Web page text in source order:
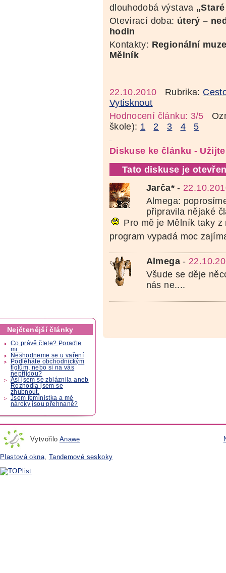
Nejčtenější články
Co právě čtete? Poraďte
mi...
Neshodneme se u vaření
Podléháte obchodnickým
fíglům, nebo si na vás
nepřijdou?
Asi jsem se zbláznila aneb
Rozhodla jsem se
zhubnout.
Jsem feministka a mé
nároky jsou přehnané?
dlouhodobá výstava
Otevírací doba: úterý –
hodin
Kontakty: Regionální
Mělník
22.10.2010 Rubrika:
Vytisknout
Hodnocení článku: 3/5
škole): 1 2 3 4 5
Diskuse ke článku -
Tato diskuse je
Jarča*-
Almega:
připravila nějaké
Pro mě je Mělník taky z
program vypadá moc
Almega-
Všude se děje
nás ne....
Vytvořilo Anawe
Plastová okna, Tandemové seskoky